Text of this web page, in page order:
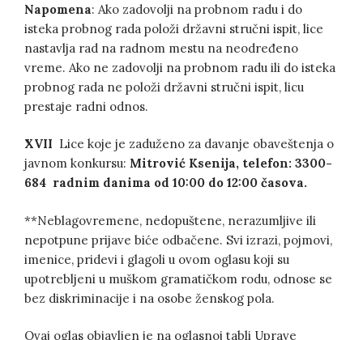
Napomena: Ako zadovolji na probnom radu i do
isteka probnog rada položi državni stručni ispit, lice
nastavlja rad na radnom mestu na neodređeno
vreme. Ako ne zadovolji na probnom radu ili do isteka
probnog rada ne položi državni stručni ispit, licu
prestaje radni odnos.
XVII Lice koje je zaduženo za davanje obaveštenja o
javnom konkursu: Mitrović Ksenija, telefon: 3300-
684 radnim danima od 10:00 do 12:00 časova.
**Neblagovremene, nedopuštene, nerazumljive ili
nepotpune prijave biće odbačene. Svi izrazi, pojmovi,
imenice, pridevi i glagoli u ovom oglasu koji su
upotrebljeni u muškom gramatičkom rodu, odnose se
bez diskriminacije i na osobe ženskog pola.
Ovaj oglas objavljen je na oglasnoj tabli Uprave